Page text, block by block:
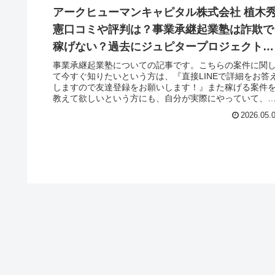
アークヒューマンキャピタル株式会社 植木
憲口コミや評判は？事業承継起業塾は詐欺で
稼げない？過去にジュピタープロジェクトの
影！？徹底調査！
事業承継起業塾についての記事です。こちらの案件に関し
て今すぐ知りたいという方は、『直接LINEで詳細をお答え
しますので友達登録をお願いします！』また稼げる案件を
教えて欲しいという方にも、自分が実際にやっていて、稼